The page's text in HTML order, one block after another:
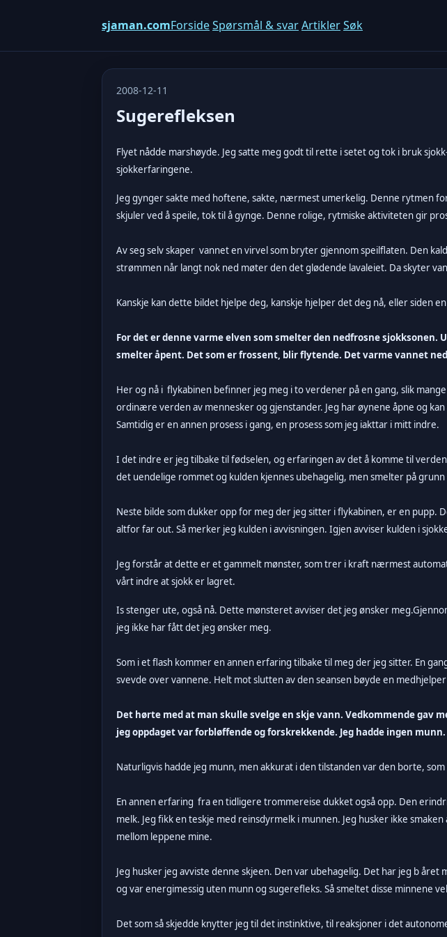
sjaman.comForsideSpørsmål & svarArtiklerSøk
2008-12-11
Sugerefleksen
Flyet nådde marshøyde. Jeg satte meg godt til rette i setet og tok i bruk
sjokkerfaringene.
Jeg gynger sakte med hoftene, sakte, nærmest umerkelig. Denne rytmen
skjuler ved å speile, tok til å gynge. Denne rolige, rytmiske aktiviteten gir
Av seg selv skaper vannet en virvel som bryter gjennom speilflaten. Den
strømmen når langt nok ned møter den det glødende lavaleiet. Da skyter
Kanskje kan dette bildet hjelpe deg, kanskje hjelper det deg nå, eller siden
For det er denne varme elven som smelter den nedfrosne
smelter åpent. Det som er frossent, blir flytende. Det varme vannet
Her og nå i flykabinen befinner jeg meg i to verdener på en gang, slik
ordinære verden av mennesker og gjenstander. Jeg har øynene åpne og
Samtidig er en annen prosess i gang, en prosess som jeg iakttar i mitt indre.
I det indre er jeg tilbake til fødselen, og erfaringen av det å komme til
det uendelige rommet og kulden kjennes ubehagelig, men smelter på
Neste bilde som dukker opp for meg der jeg sitter i flykabinen, er en
altfor far out. Så merker jeg kulden i avvisningen. Igjen avviser kulden i
Jeg forstår at dette er et gammelt mønster, som trer i kraft nærmest
vårt indre at sjokk er lagret.
Is stenger ute, også nå. Dette mønsteret avviser det jeg ønsker meg.
jeg ikke har fått det jeg ønsker meg.
Som i et flash kommer en annen erfaring tilbake til meg der jeg sitter. En
svevde over vannene. Helt mot slutten av den seansen bøyde en
Det hørte med at man skulle svelge en skje vann. Vedkommende gav
jeg oppdaget var forbløffende og forskrekkende. Jeg hadde ingen
Naturligvis hadde jeg munn, men akkurat i den tilstanden var den borte,
En annen erfaring fra en tidligere trommereise dukket også opp. Den
melk. Jeg fikk en teskje med reinsdyrmelk i munnen. Jeg husker ikke
mellom leppene mine.
Jeg husker jeg avviste denne skjeen. Den var ubehagelig. Det har jeg b
og var energimessig uten munn og sugerefleks. Så smeltet disse minnene
Det som så skjedde knytter jeg til det instinktive, til reaksjoner i det